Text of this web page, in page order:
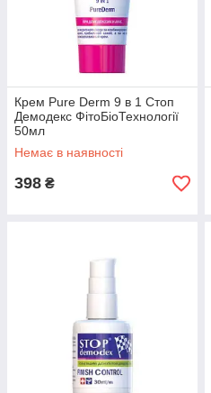
Крем Pure Derm 9 в 1 Стоп
Демодекс ФітоБіоТехнології
50мл
Немає в наявності
398 ₴